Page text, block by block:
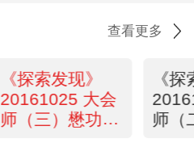
查看更多
《探索发现》
20161025 大会
师（三）懋功会
《
师（